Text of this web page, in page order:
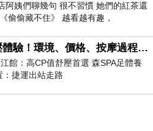
阿姨們聊幾句 很不習慣 她們的紅茶還
偷偷藏不住》 越看越有趣，
招牌森雞湯課程腳底+指壓體驗！環境、價格、按摩過程全紀錄，森SPA足體養生館松江館最新價格表
館：高CP值舒壓首選 森SPA足體養
捷運出站走路